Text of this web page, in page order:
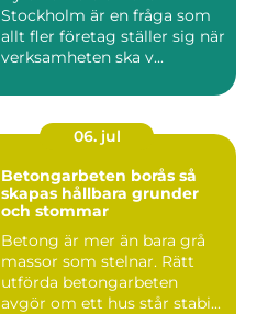
Stockholm är en fråga som
allt fler företag ställer sig när
verksamheten ska v...
06. jul
Betongarbeten borås så
skapas hållbara grunder
och stommar
Betong är mer än bara grå
massor som stelnar. Rätt
utförda betongarbeten
avgör om ett hus står stabi...